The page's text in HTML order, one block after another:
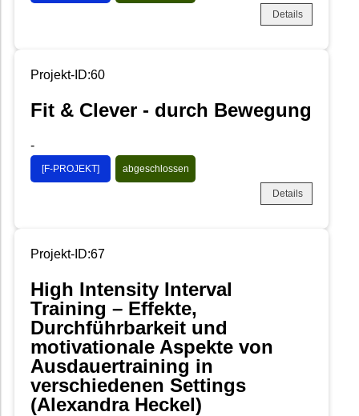
Details
Projekt-ID:60
Fit & Clever - durch Bewegung
-
[F-PROJEKT] abgeschlossen
Details
Projekt-ID:67
High Intensity Interval
Training – Effekte,
Durchführbarkeit und
motivationale Aspekte von
Ausdauertraining in
verschiedenen Settings
(Alexandra Heckel)